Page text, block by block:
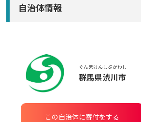
自治体情報
ぐんまけん
群馬県
しぶかわし
渋川市
この自治体に寄付をする